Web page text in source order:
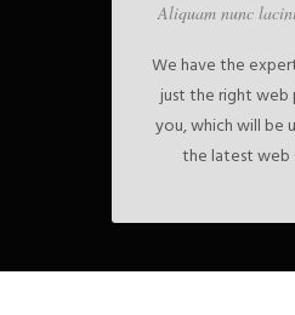
Aliquam nunc
We have the
just the right web
you, which will be
the latest web